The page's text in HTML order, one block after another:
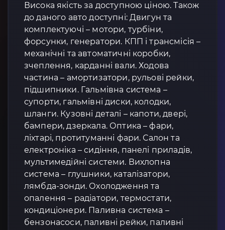
Висока якість за доступною ціною. Також
до даного авто доступні: Двигун та
комплектуючі – мотори, турбіни,
форсунки, генератори. КПП і трансмісія –
механічні та автоматичні коробки,
зчеплення, карданні вали. Ходова
частина – амортизатори, рульові рейки,
підшипники. Гальмівна система –
супорти, гальмівні диски, колодки,
шланги. Кузовні деталі – капоти, двері,
бампери, дзеркала. Оптика – фари,
ліхтарі, протитуманні фари. Салон та
електроніка – сидіння, панелі приладів,
мультимедійні системи. Вихлопна
система – глушники, каталізатори,
лямбда-зонди. Охолодження та
опалення – радіатори, термостати,
кондиціонери. Паливна система –
бензонасоси, паливні рейки, паливні